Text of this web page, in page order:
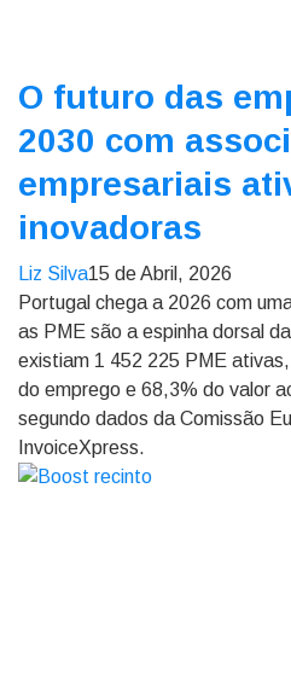
O futuro das
2030 com
empresariais
inovadoras
Liz Silva15 de Abril, 2026
Portugal chega a 2026 com
as PME são a espinha dorsal
existiam 1 452 225 PME
do emprego e 68,3% do valor
segundo dados da Comissão
InvoiceXpress.